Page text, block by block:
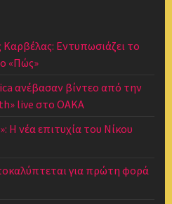
Εντυπωσιάζει το
«Πώς»
ανέβασαν βίντεο από την
live στο ΟΑΚΑ
Η νέα επιτυχία του Νίκου
για πρώτη φορά